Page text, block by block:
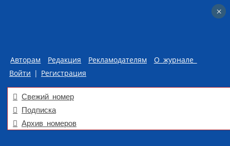
Авторам Редакция Рекламодателям
О журнале
Войти | Регистрация
Свежий номер
Подписка
Архив номеров
×
×